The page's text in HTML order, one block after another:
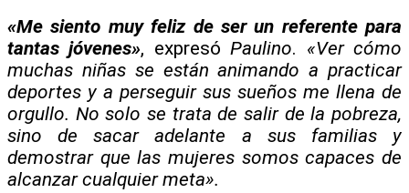
«Me siento muy feliz de ser un referente para
tantas jóvenes», expresóPaulino. «Ver cómo
muchas niñas se están animando a practicar
deportes y a perseguir sus sueños me llena de
orgullo. No solo se trata de salir de la pobreza,
sino de sacar adelante a sus familias y
demostrar que las mujeres somos capaces de
alcanzar cualquier meta».